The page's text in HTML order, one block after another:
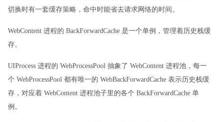
切换时有一套缓存策略，命中时能省去请求网络的时间。
WebContent 进程的 BackForwardCache 是一个单例，管理着历史栈缓
存。
UIProcess 进程的 WebProcessPool 抽象了 WebContent 进程池，每一
个 WebProcessPool 都有唯一的 WebBackForwardCache 表示历史栈缓
存，对应着 WebContent 进程池子里的各个 BackForwardCache 单
例。